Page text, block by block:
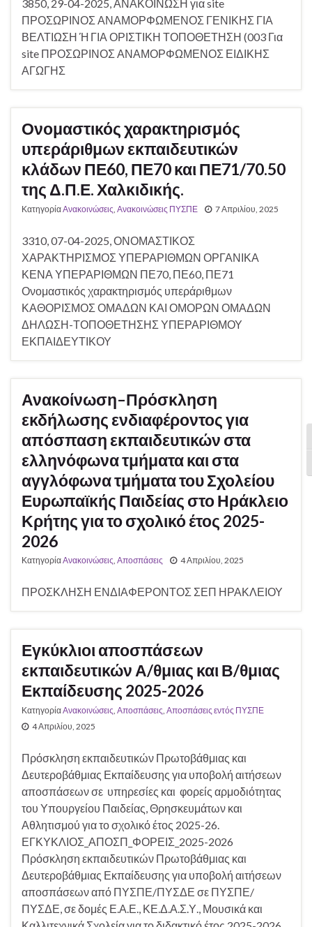
3850, 29-04-2025, ΑΝΑΚΟΙΝΩΣΗ για site
ΠΡΟΣΩΡΙΝΟΣ ΑΝΑΜΟΡΦΩΜΕΝΟΣ ΓΕΝΙΚΗΣ ΓΙΑ
ΒΕΛΤΙΩΣΗ Ή ΓΙΑ ΟΡΙΣΤΙΚΗ ΤΟΠΟΘΕΤΗΣΗ (003 Για
site ΠΡΟΣΩΡΙΝΟΣ ΑΝΑΜΟΡΦΩΜΕΝΟΣ ΕΙΔΙΚΗΣ
ΑΓΩΓΗΣ
Ονομαστικός χαρακτηρισμός
υπεράριθμων εκπαιδευτικών
κλάδων ΠΕ60, ΠΕ70 και ΠΕ71/70.50
της Δ.Π.Ε. Χαλκιδικής.
ΚατηγορίαΑνακοινώσεις Ανακοινώσεις ΠΥΣΠΕ 7 Απριλίου, 2025
3310, 07-04-2025, ΟΝΟΜΑΣΤΙΚΟΣ
ΧΑΡΑΚΤΗΡΙΣΜΟΣ ΥΠΕΡΑΡΙΘΜΩΝ ΟΡΓΑΝΙΚΑ
ΚΕΝΑ ΥΠΕΡΑΡΙΘΜΩΝ ΠΕ70, ΠΕ60, ΠΕ71
Ονομαστικός χαρακτηρισμός υπεράριθμων
ΚΑΘΟΡΙΣΜΟΣ ΟΜΑΔΩΝ ΚΑΙ ΟΜΟΡΩΝ ΟΜΑΔΩΝ
ΔΗΛΩΣΗ-ΤΟΠΟΘΕΤΗΣΗΣ ΥΠΕΡΑΡΙΘΜΟΥ
ΕΚΠΑΙΔΕΥΤΙΚΟΥ
Ανακοίνωση–Πρόσκληση
εκδήλωσης ενδιαφέροντος για
απόσπαση εκπαιδευτικών στα
ελληνόφωνα τμήματα και στα
αγγλόφωνα τμήματα του Σχολείου
Ευρωπαϊκής Παιδείας στο Ηράκλειο
Κρήτης για το σχολικό έτος 2025-
2026
ΚατηγορίαΑνακοινώσεις Αποσπάσεις 4 Απριλίου, 2025
ΠΡΟΣΚΛΗΣΗ ΕΝΔΙΑΦΕΡΟΝΤΟΣ ΣΕΠ ΗΡΑΚΛΕΙΟΥ
Εγκύκλιοι αποσπάσεων
εκπαιδευτικών Α/θμιας και Β/θμιας
Εκπαίδευσης 2025-2026
ΚατηγορίαΑνακοινώσεις Αποσπάσεις Αποσπάσεις εντός ΠΥΣΠΕ
4 Απριλίου, 2025
Πρόσκληση εκπαιδευτικών Πρωτοβάθμιας και
Δευτεροβάθμιας Εκπαίδευσης για υποβολή αιτήσεων
αποσπάσεων σε υπηρεσίες και φορείς αρμοδιότητας
του Υπουργείου Παιδείας, Θρησκευμάτων και
Αθλητισμού για το σχολικό έτος 2025-26.
ΕΓΚΥΚΛΙΟΣ_ΑΠΟΣΠ_ΦΟΡΕΙΣ_2025-2026
Πρόσκληση εκπαιδευτικών Πρωτοβάθμιας και
Δευτεροβάθμιας Εκπαίδευσης για υποβολή αιτήσεων
αποσπάσεων από ΠΥΣΠΕ/ΠΥΣΔΕ σε ΠΥΣΠΕ/
ΠΥΣΔΕ, σε δομές Ε.Α.Ε., ΚΕ.Δ.Α.Σ.Υ., Μουσικά και